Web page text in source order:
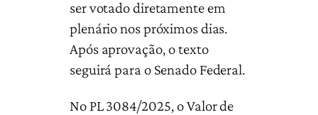
ser votado diretamente em
plenário nos próximos dias.
Após aprovação, o texto
seguirá para o Senado Federal.
No PL 3084/2025, o Valor de